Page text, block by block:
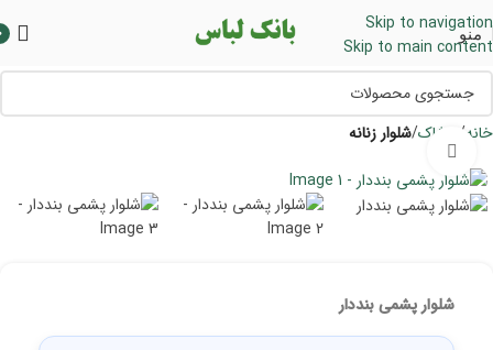
Skip to navigation
Skip to main content
منو
خانه پوشاک شلوار زنانه
شلوار پشمی بنددار